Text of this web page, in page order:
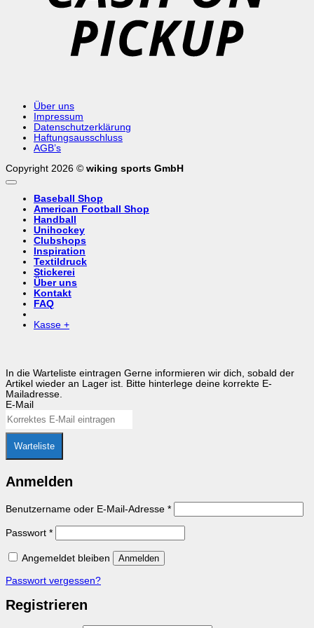
Über uns
Impressum
Datenschutzerklärung
Haftungsausschluss
AGB’s
Copyright 2026 © wiking sports GmbH
Baseball Shop
American Football Shop
Handball
Unihockey
Clubshops
Inspiration
Textildruck
Stickerei
Über uns
Kontakt
FAQ
Kasse +
In die Warteliste eintragen Gerne informieren wir dich, sobald der
Artikel wieder an Lager ist. Bitte hinterlege deine korrekte E-
Mailadresse.
E-Mail
Warteliste
Anmelden
Benutzername oder E-Mail-Adresse *Erforderlich
Passwort *Erforderlich
Angemeldet bleiben Anmelden
Passwort vergessen?
Registrieren